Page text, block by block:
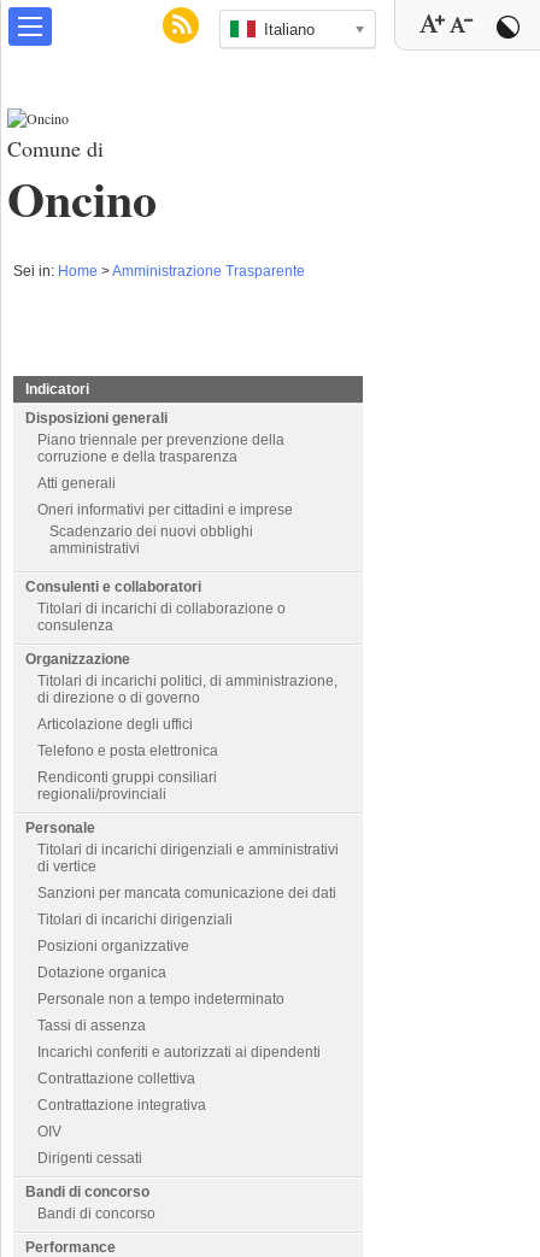
Italiano
Comune di
Oncino
Sei in: Home >Amministrazione Trasparente
Indicatori
Disposizioni generali
Piano triennale per prevenzione della
corruzione e della trasparenza
Atti generali
Oneri informativi per cittadini e imprese
Scadenzario dei nuovi obblighi
amministrativi
Consulenti e collaboratori
Titolari di incarichi di collaborazione o
consulenza
Organizzazione
Titolari di incarichi politici, di amministrazione,
di direzione o di governo
Articolazione degli uffici
Telefono e posta elettronica
Rendiconti gruppi consiliari
regionali/provinciali
Personale
Titolari di incarichi dirigenziali e amministrativi
di vertice
Sanzioni per mancata comunicazione dei dati
Titolari di incarichi dirigenziali
Posizioni organizzative
Dotazione organica
Personale non a tempo indeterminato
Tassi di assenza
Incarichi conferiti e autorizzati ai dipendenti
Contrattazione collettiva
Contrattazione integrativa
OIV
Dirigenti cessati
Bandi di concorso
Bandi di concorso
Performance